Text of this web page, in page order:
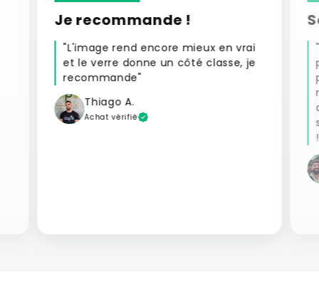
Je recommande !
"L'image rend encore mieux en vrai
et le verre donne un côté classe, je
recommande"
Thiago A.
Achat vérifié